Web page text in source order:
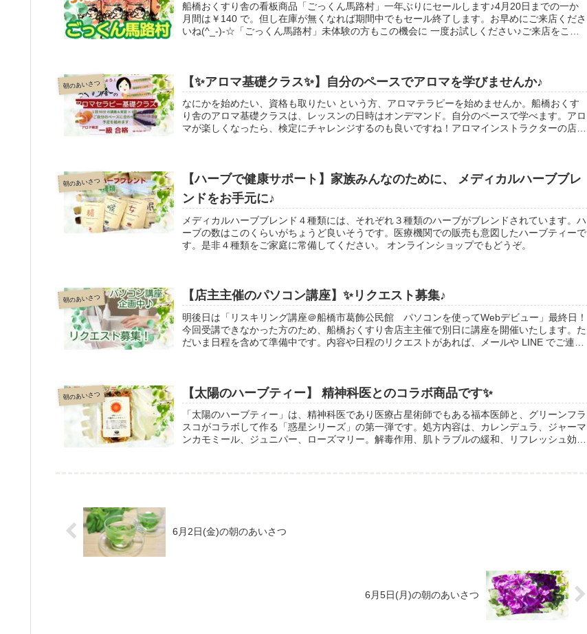
船橋おくすり舎の看板商品「ごっくん馬路村」一年ぶりにセールします♪4月20日までの一か
月間は￥140 で。但し在庫が無くなれば期間中でもセール終了します。お早めにご来店くださ
いね(^_-)-☆「ごっくん馬路村」未体験の方もこの機会に 一度お試しください♪ご来店をここ
朝のあいさつ 【✨アロマ基礎クラス✨】自分のペースでアロマを学びませんか♪
なにかを始めたい、資格も取りたい という方、アロマテラピーを始めませんか。船橋おくす
り舎のアロマ基礎クラスは、レッスンの日時はオンデマンド。自分のペースで学べます。アロ
マが楽しくなったら、検定にチャレンジするのも良いですね！アロマインストラクターの店主
朝のあいさつ
【ハーブで健康サポート】家族みんなのために、 メディカルハーブブレ
ンドをお手元に♪
メディカルハーブブレンド４種類には、それぞれ３種類のハーブがブレンドされています。ハ
ーブの数はこのくらいがちょうど良いそうです。医療機関での販売も意図したハーブティーで
す。是非４種類をご家庭に常備してください。 オンラインショップでもどうぞ。
朝のあいさつ 【店主主催のパソコン講座】✨リクエスト募集♪
明後日は「リスキリング講座＠船橋市葛飾公民館 パソコンを使ってWebデビュー」最終日！
今回受講できなかった方のため、船橋おくすり舎店主主催で別日に講座を開催いたします。た
だいま日程を含めて準備中です。内容や日程のリクエストがあれば、メールや LINE でご連絡
朝のあいさつ 【太陽のハーブティー】 精神科医とのコラボ商品です✨
「太陽のハーブティー」は、精神科医であり医療占星術師でもある福本医師と、グリーンフラ
スコがコラボして作る「惑星シリーズ」の第一弾です。処方内容は、カレンデュラ、ジャーマ
ンカモミール、ジュニパー、ローズマリー。解毒作用、肌トラブルの緩和、リフレッシュ効果
6月2日(金)の朝のあいさつ
6月5日(月)の朝のあいさつ